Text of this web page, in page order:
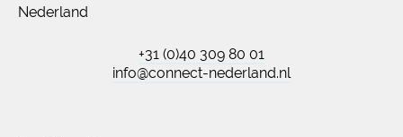
Nederland
+31 (0)40 309 80 01
info@connect-nederland.nl